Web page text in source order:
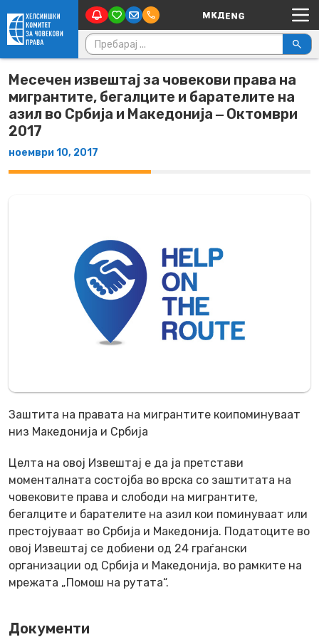
Skip to content Main Navigation
Пребарувај за:
Месечен извештај за човекови права на
мигрантите, бегалците и барателите на
азил во Србија и Македонија ‒ Октомври
2017
ноември 10, 2017
Заштита на правата на мигрантите коипоминуваат
низ Македонија и Србија
Целта на овој Извештај е да ја претстави
моменталната состојба во врска со заштитата на
човековите права и слободи на мигрантите,
бегалците и барателите на азил кои поминуваат или
престојуваат во Србија и Македонија. Податоците во
овој Извештај се добиени од 24 граѓански
организации од Србија и Македонија, во рамките на
мрежата „Помош на рутата“.
Документи